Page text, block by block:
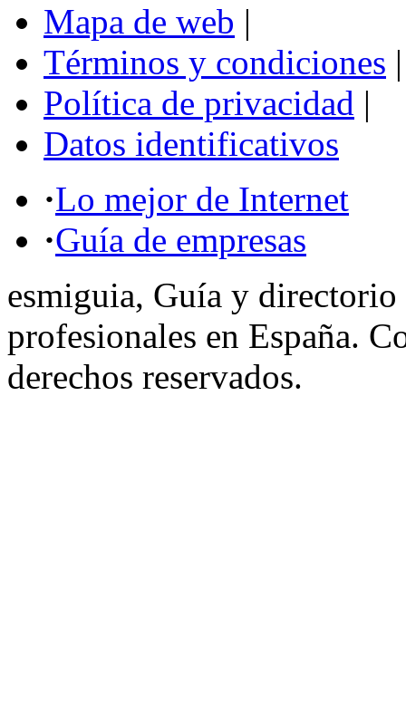
Mapa de web |
Términos y condiciones |
Política de privacidad |
Datos identificativos
·Lo mejor de Internet
·Guía de empresas
esmiguia, Guía y directorio
profesionales en España.
derechos reservados.